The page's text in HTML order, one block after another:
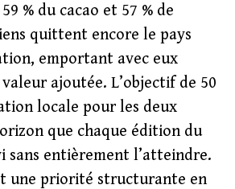
% du cacao et 57 % de
quittent encore le pays
emportant avec eux
ajoutée. L’objectif de 50
locale pour les deux
que chaque édition du
sans entièrement l’atteindre.
une priorité structurante en